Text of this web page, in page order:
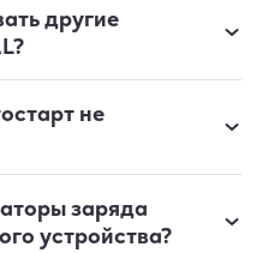
другие
не
заряда
устройства?